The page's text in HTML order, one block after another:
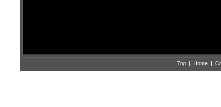
Top | Home |